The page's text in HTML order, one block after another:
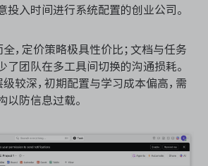
投入时间进行系统配置的创业公司。
全，定价策略极具性价比；文档与任务
了团队在多工具间切换的沟通损耗。
较深，初期配置与学习成本偏高，需
以防信息过载。